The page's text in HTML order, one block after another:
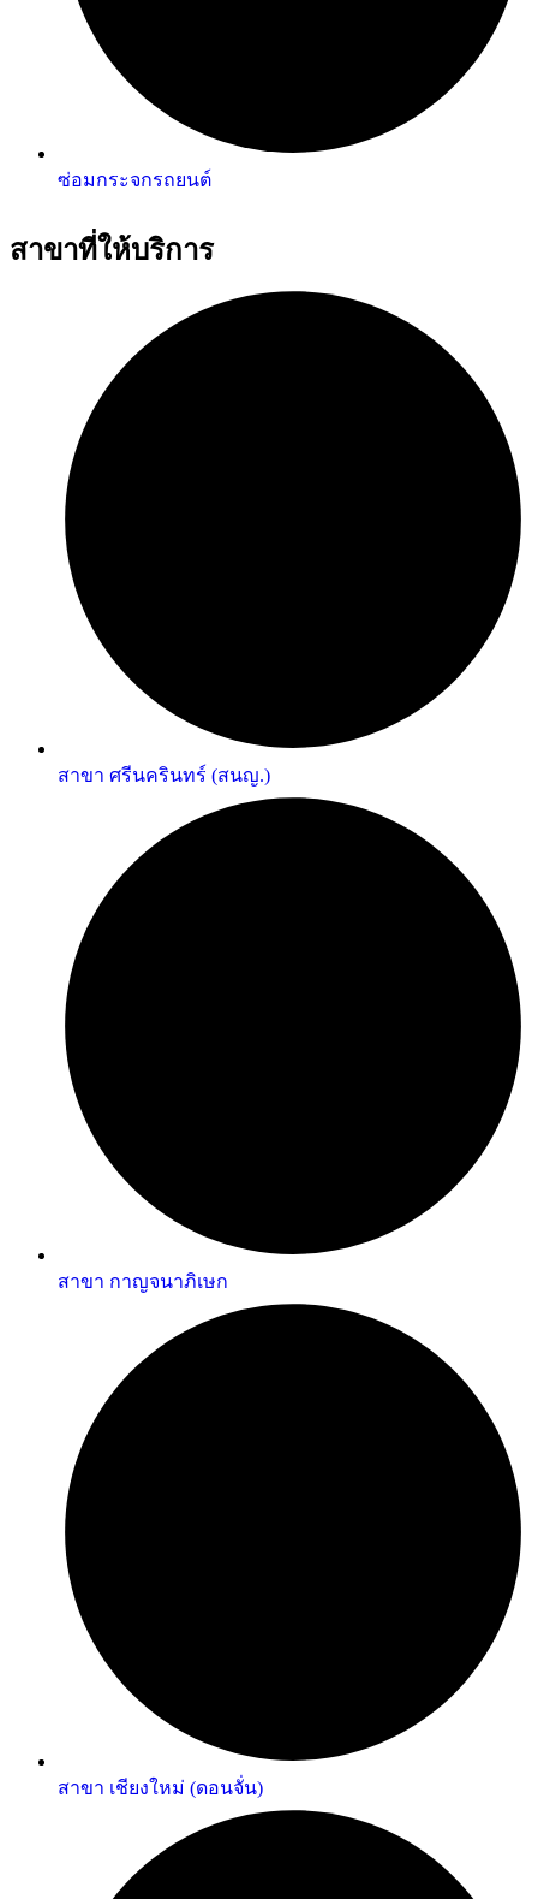
ซ่อมกระจกรถยนต์
สาขาที่ให้บริการ
สาขา ศรีนครินทร์ (สนญ.)
สาขา กาญจนาภิเษก
สาขา เชียงใหม่ (ดอนจั่น)